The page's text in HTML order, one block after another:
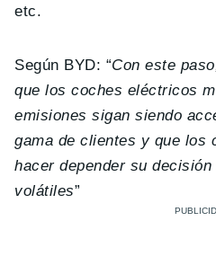
etc.
Según BYD: “Con este
que los coches eléctricos
emisiones sigan siendo
gama de clientes y que los
hacer depender su
volátiles”